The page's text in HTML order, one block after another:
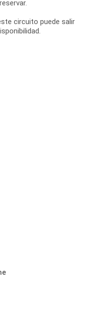
circuito puede salir